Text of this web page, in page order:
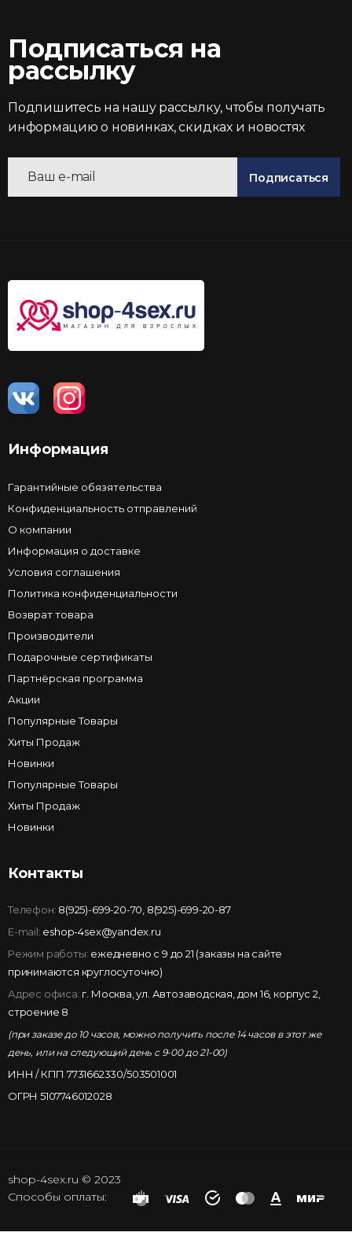
Подписаться на
рассылку
Подпишитесь на нашу рассылку, чтобы получать
информацию о новинках, скидках и новостях
Подписаться
Информация
Гарантийные обязятельства
Конфиденциальность отправлений
О компании
Информация о доставке
Условия соглашения
Политика конфиденциальности
Возврат товара
Производители
Подарочные сертификаты
Партнёрская программа
Акции
Популярные Товары
Хиты Продаж
Новинки
Популярные Товары
Хиты Продаж
Новинки
Контакты
Телефон: 8(925)-699-20-70 8(925)-699-20-87
E-mail: eshop-4sex@yandex.ru
Режим работы: ежедневно с 9 до 21 (заказы на сайте
принимаются круглосуточно)
Адрес офиса: г. Москва, ул. Автозаводская, дом 16, корпус 2,
строение 8
(при заказе до 10 часов, можно получить после 14 часов в этот же
день, или на следующий день с 9-00 до 21-00)
ИНН / КПП 7731662330/503501001
ОГРН 5107746012028
shop-4sex.ru © 2023
Способы оплаты: